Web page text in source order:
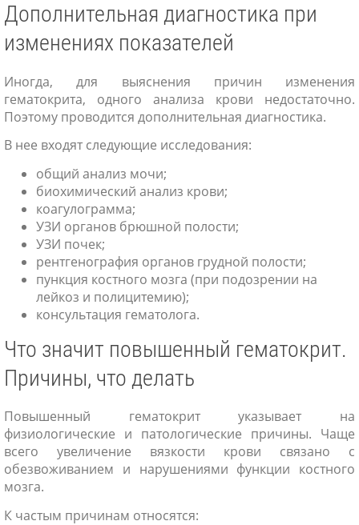
Дополнительная диагностика при
изменениях показателей
Иногда, для выяснения причин изменения
гематокрита, одного анализа крови недостаточно.
Поэтому проводится дополнительная диагностика.
В нее входят следующие исследования:
общий анализ мочи;
биохимический анализ крови;
коагулограмма;
УЗИ органов брюшной полости;
УЗИ почек;
рентгенография органов грудной полости;
пункция костного мозга (при подозрении на
лейкоз и полицитемию);
консультация гематолога.
Что значит повышенный гематокрит.
Причины, что делать
Повышенный гематокрит указывает на
физиологические и патологические причины. Чаще
всего увеличение вязкости крови связано с
обезвоживанием и нарушениями функции костного
мозга.
К частым причинам относятся: